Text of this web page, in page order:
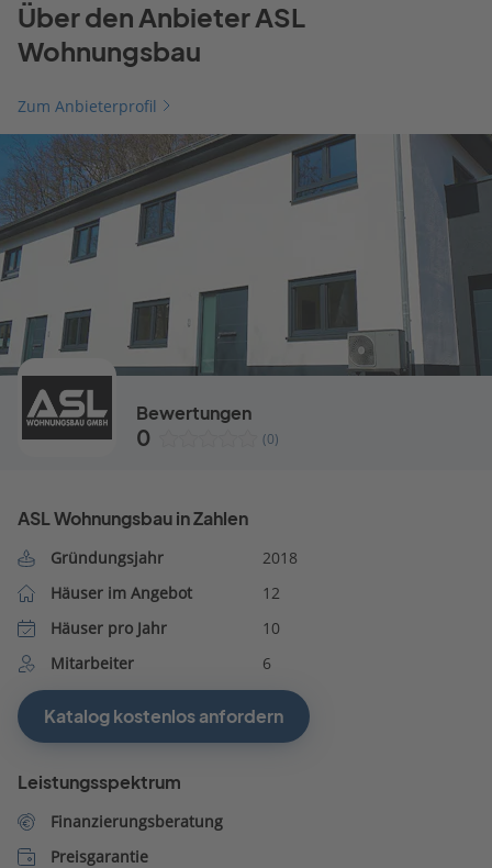
Über den Anbieter ASL
Wohnungsbau
Zum Anbieterprofil
Bewertungen
0 (0)
ASL Wohnungsbau in Zahlen
Gründungsjahr
2018
Häuser im Angebot
12
Häuser pro Jahr
10
Mitarbeiter
6
Katalog kostenlos anfordern
Leistungsspektrum
Finanzierungsberatung
Preisgarantie